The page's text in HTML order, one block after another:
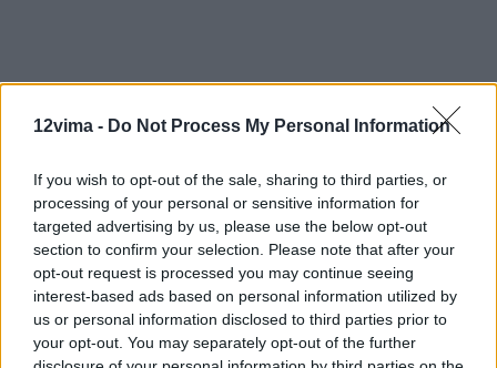
12vima - Do Not Process My Personal Information
If you wish to opt-out of the sale, sharing to third parties, or
processing of your personal or sensitive information for
targeted advertising by us, please use the below opt-out
section to confirm your selection. Please note that after your
opt-out request is processed you may continue seeing
interest-based ads based on personal information utilized by
us or personal information disclosed to third parties prior to
your opt-out. You may separately opt-out of the further